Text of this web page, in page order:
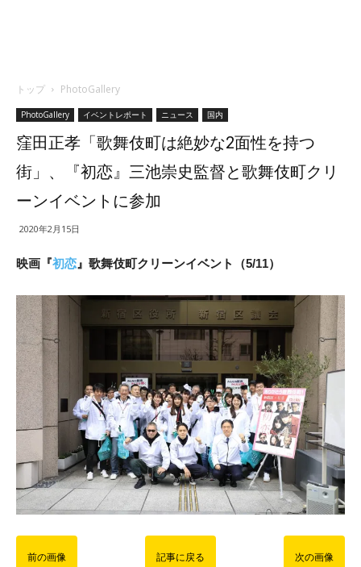
トップ PhotoGallery
PhotoGallery イベントレポート ニュース 国内
窪田正孝「歌舞伎町は絶妙な2面性を持つ
街」、『初恋』三池崇史監督と歌舞伎町クリ
ーンイベントに参加
2020年2月15日
映画『初恋 』歌舞伎町クリーンイベント（5/11）
前の画像 記事に戻る 次の画像